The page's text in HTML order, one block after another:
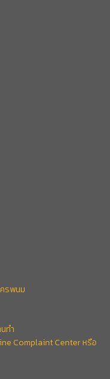
รพนม
ทำ
Complaint Center หรือ